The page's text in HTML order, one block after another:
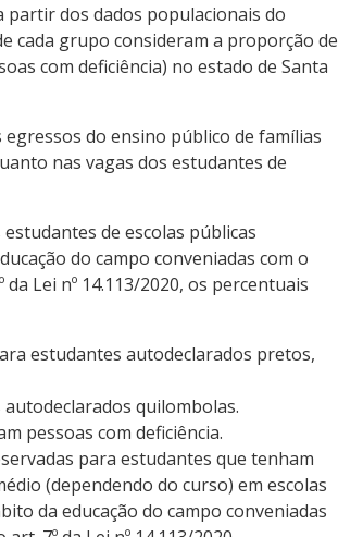
partir dos dados populacionais do
cada grupo consideram a proporção de
com deficiência) no estado de Santa
do ensino público de famílias
nas vagas dos estudantes de
de escolas públicas
do campo conveniadas com o
Lei nº 14.113/2020, os percentuais
estudantes autodeclarados pretos,
quilombolas.
pessoas com deficiência.
para estudantes que tenham
(dependendo do curso) em escolas
da educação do campo conveniadas